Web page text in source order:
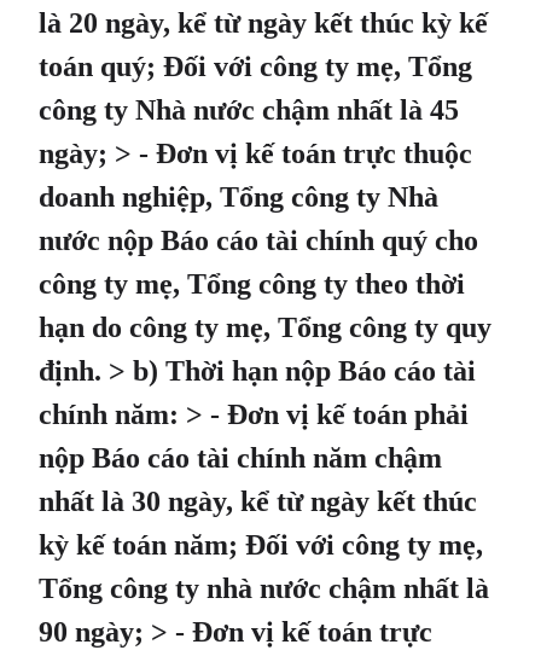
là 20 ngày, kể từ ngày kết thúc kỳ kế
toán quý; Đối với công ty mẹ, Tổng
công ty Nhà nước chậm nhất là 45
ngày; > - Đơn vị kế toán trực thuộc
doanh nghiệp, Tổng công ty Nhà
nước nộp Báo cáo tài chính quý cho
công ty mẹ, Tổng công ty theo thời
hạn do công ty mẹ, Tổng công ty quy
định. > b) Thời hạn nộp Báo cáo tài
chính năm: > - Đơn vị kế toán phải
nộp Báo cáo tài chính năm chậm
nhất là 30 ngày, kể từ ngày kết thúc
kỳ kế toán năm; Đối với công ty mẹ,
Tổng công ty nhà nước chậm nhất là
90 ngày; > - Đơn vị kế toán trực